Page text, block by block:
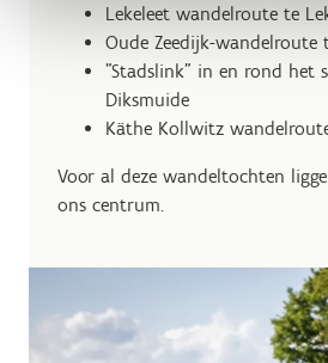
Lekeleet wandelroute te
Oude Zeedijk-wandelroute
"Stadslink" in en rond het
Diksmuide
Käthe Kollwitz
Voor al deze wandeltochten
ons centrum.